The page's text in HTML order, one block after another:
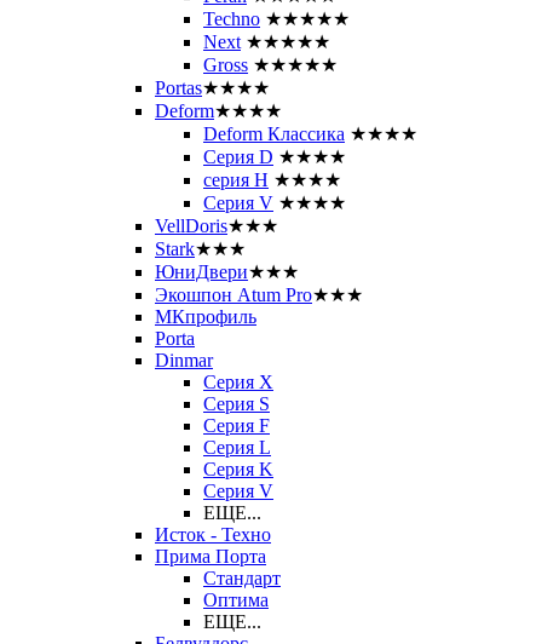
Techno ★★★★★
Next ★★★★★
Gross ★★★★★
Portas★★★★
Deform★★★★
Deform Классика ★★★★
Серия D ★★★★
серия H ★★★★
Серия V ★★★★
VellDoris★★★
Stark★★★
ЮниДвери★★★
Экошпон Atum Pro★★★
МКпрофиль
Porta
Dinmar
Серия X
Серия S
Серия F
Серия L
Серия K
Серия V
ЕЩЕ...
Исток - Техно
Прима Порта
Стандарт
Оптима
ЕЩЕ...